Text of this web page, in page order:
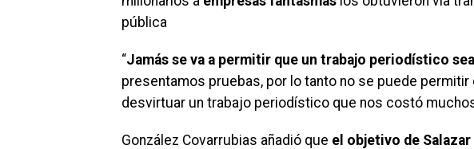
pública
“Jamás se va a permitir que un trabajo periodístico
presentamos pruebas, por lo tanto no se puede
desvirtuar un trabajo periodístico que nos costó
González Covarrubias añadió que el objetivo de